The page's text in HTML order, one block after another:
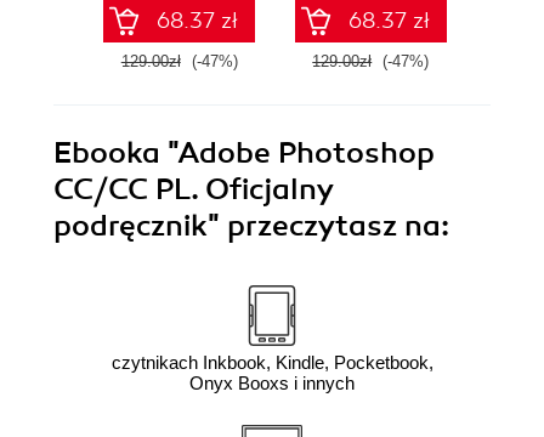
68.37 zł
129.00zł (-47%)
68.37 zł
129.00zł (-47%)
Ebooka "Adobe Photoshop
CC/CC PL. Oficjalny
podręcznik" przeczytasz na:
czytnikach Inkbook, Kindle, Pocketbook,
Onyx Booxs i innych